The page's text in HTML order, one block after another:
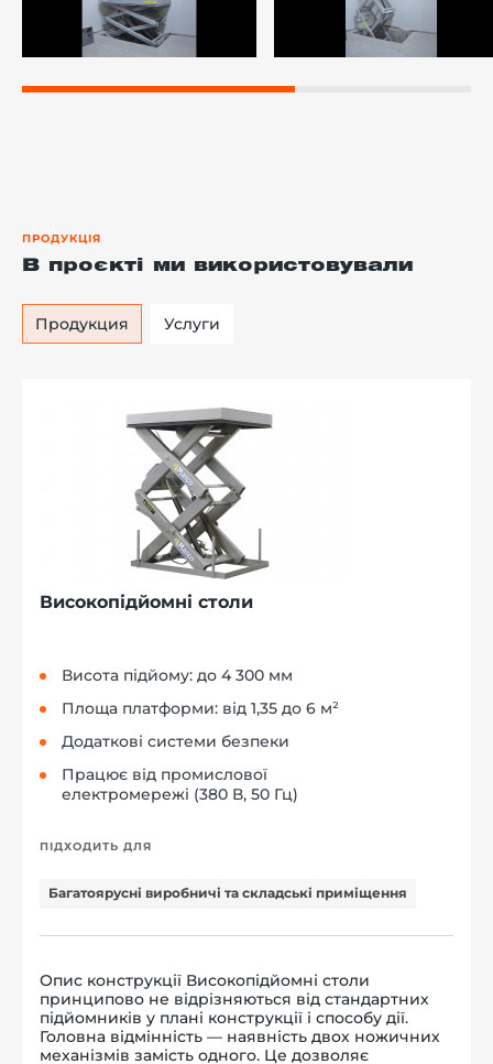
ПРОДУКЦІЯ
В проєкті ми використовували
Продукция Услуги
Високопідйомні столи
Висота підйому: до 4 300 мм
Площа платформи: від 1,35 до 6 м²
Додаткові системи безпеки
Працює від промислової
електромережі (380 В, 50 Гц)
ПІДХОДИТЬ ДЛЯ
Багатоярусні виробничі та складські приміщення
Опис конструкції Високопідйомні столи
принципово не відрізняються від стандартних
підйомників у плані конструкції і способу дії.
Головна відмінність — наявність двох ножичних
механізмів замість одного. Це дозволяє